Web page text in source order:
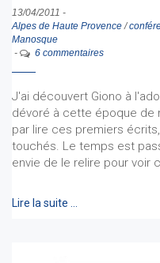
13/04/2011 -
Alpes de Haute Provence/
Manosque
-
6 commentaires
J'ai découvert Giono à
dévoré à cette époque de
par lire ces premiers
touchés. Le temps est
envie de le relire pour voir
Lire la suite …